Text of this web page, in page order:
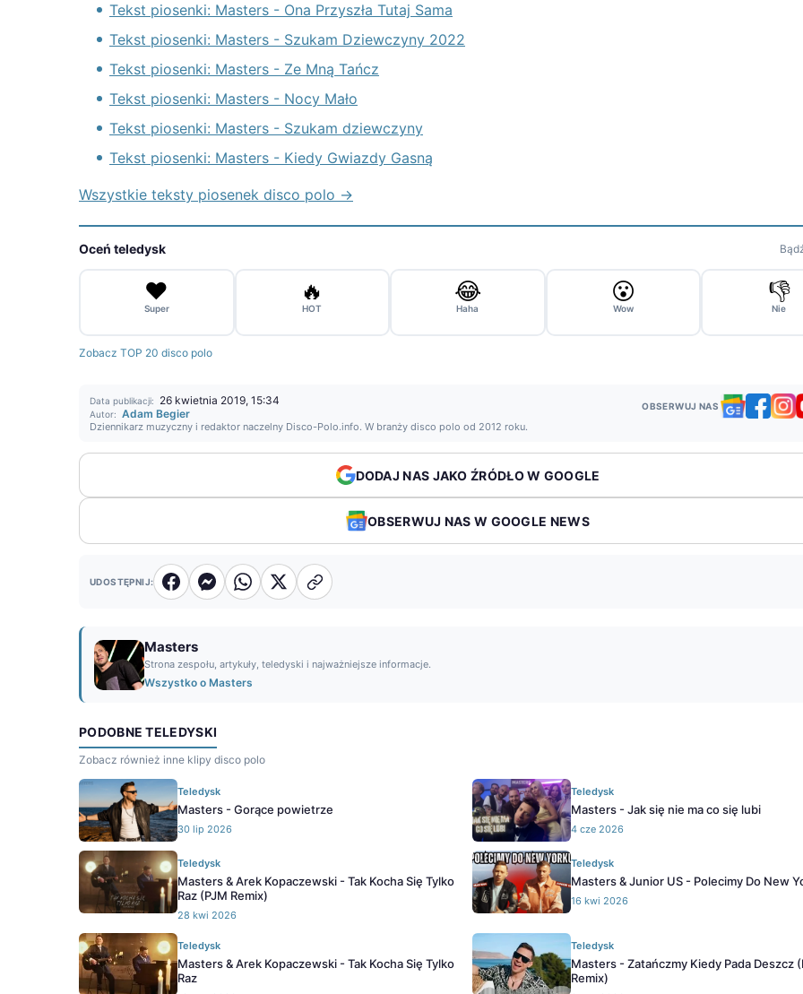
Tekst piosenki: Masters - Ona Przyszła Tutaj Sama
Tekst piosenki: Masters - Szukam Dziewczyny 2022
Tekst piosenki: Masters - Ze Mną Tańcz
Tekst piosenki: Masters - Nocy Mało
Tekst piosenki: Masters - Szukam dziewczyny
Tekst piosenki: Masters - Kiedy Gwiazdy Gasną
Wszystkie teksty piosenek disco polo →
Oceń teledysk
❤️
Super
🔥
HOT
😂
Haha
😮
Wow
👎
Nie
Zobacz TOP 20 disco polo
Data publikacji: 26 kwietnia 2019, 15:34
Autor: Adam Begier
Dziennikarz muzyczny i redaktor naczelny Disco-Polo.info. W branży disco polo od 2012 roku.
OBSERWUJ NAS
DODAJ NAS JAKO ŹRÓDŁO W GOOGLE
OBSERWUJ NAS W GOOGLE NEWS
UDOSTĘPNIJ:
Masters
Strona zespołu, artykuły, teledyski i najważniejsze informacje.
Wszystko o Masters
PODOBNE TELEDYSKI
Zobacz również inne klipy disco polo
Teledysk
Masters - Gorące powietrze
30 lip 2026
Teledysk
Masters - Jak się nie ma co się lubi
4 cze 2026
Teledysk
Masters & Arek Kopaczewski - Tak Kocha Się Tylko
Raz (PJM Remix)
28 kwi 2026
Teledysk
Masters & Junior US - Polecimy Do New
16 kwi 2026
Teledysk
Masters & Arek Kopaczewski - Tak Kocha Się Tylko
Raz
Teledysk
Masters - Zatańczmy Kiedy Pada Deszcz
Remix)